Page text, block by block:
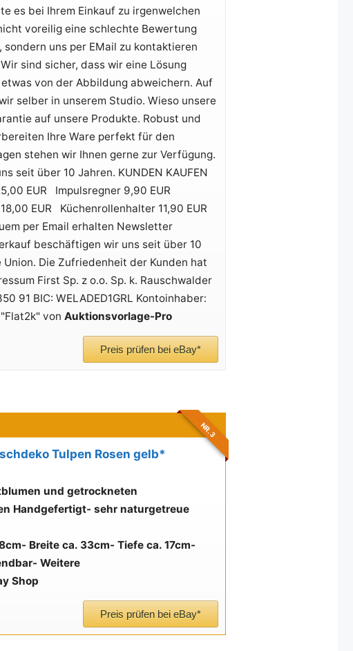
es bei Ihrem Einkauf zu irgenwelchen
voreilig eine schlechte Bewertung
uns per EMail zu kontaktieren
sind sicher, dass wir eine Lösung
von der Abbildung abweichern. Auf
selber in unserem Studio. Wieso unsere
auf unsere Produkte. Robust und
Ihre Ware perfekt für den
stehen wir Ihnen gerne zur Verfügung.
seit über 10 Jahren. KUNDEN KAUFEN
EUR Impulsregner 9,90 EUR
EUR Küchenrollenhalter 11,90 EUR
per Email erhalten Newsletter
beschäftigen wir uns seit über 10
Die Zufriedenheit der Kunden hat
First Sp. z o.o. Sp. k. Rauschwalder
91 BIC: WELADED1GRL Kontoinhaber:
von Auktionsvorlage-Pro
Preis prüfen bei eBay*
NR. 3
Tulpen Rosen gelb*
und getrockneten
Handgefertigt- sehr naturgetreue
- Breite ca. 33cm- Tiefe ca. 17cm-
- Weitere
Shop
Preis prüfen bei eBay*